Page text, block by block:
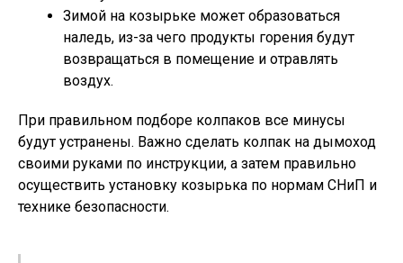
Зимой на козырьке может образоваться
наледь, из-за чего продукты горения будут
возвращаться в помещение и отравлять
воздух.
При правильном подборе колпаков все минусы
будут устранены. Важно сделать колпак на дымоход
своими руками по инструкции, а затем правильно
осуществить установку козырька по нормам СНиП и
технике безопасности.